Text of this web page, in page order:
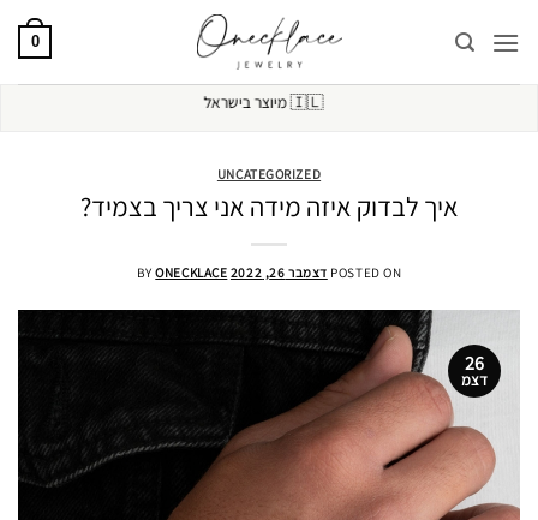
0
🇮🇱מיוצר בישראל
UNCATEGORIZED
איך לבדוק איזה מידה אני צריך בצמיד?
POSTED ON דצמבר 26, 2022 BYONECKLACE
26
דצמ